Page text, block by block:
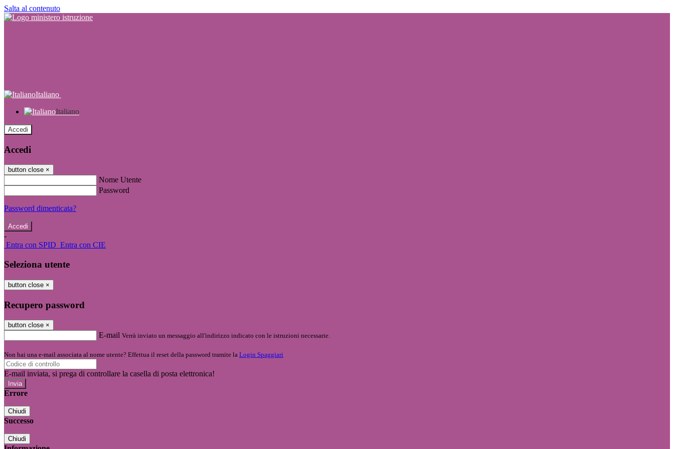
Salta al contenuto
Italiano
Italiano
Accedi
Accedi
button close ×
Nome Utente
Password
Password dimenticata?
-
Entra con SPID Entra con CIE
Seleziona utente
button close ×
Recupero password
button close ×
E-mail Verrà inviato un messaggio all'indirizzo indicato con le istruzioni necessarie.
Non hai una e-mail associata al nome utente? Effettua il reset della password tramite la Login Spaggiari
E-mail inviata, si prega di controllare la casella di posta elettronica!
Errore
Chiudi
Successo
Chiudi